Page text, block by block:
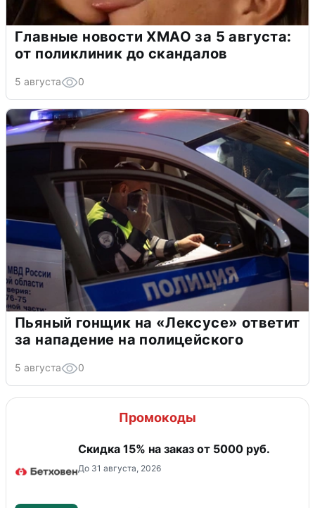
Главные новости ХМАО за 5 августа:
от поликлиник до скандалов
5 августа 0
Пьяный гонщик на «Лексусе» ответит
за нападение на полицейского
5 августа 0
Промокоды
Скидка 15% на заказ от 5000 руб.
До 31 августа, 2026